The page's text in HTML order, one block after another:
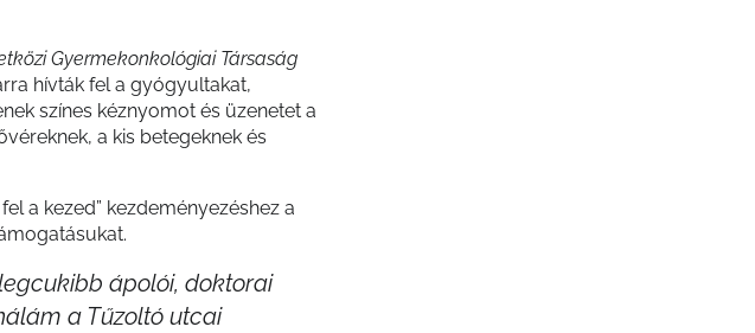
Gyermekonkológiai Társaság
hívták fel a gyógyultakat,
színes kéznyomot és üzenetet a
a kis betegeknek és
a kezed” kezdeményezéshez a
ápolói, doktorai
a Tűzoltó utcai